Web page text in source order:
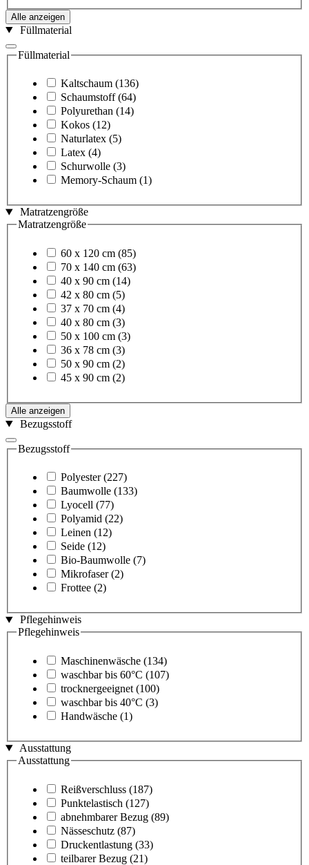
Alle anzeigen
Füllmaterial
Füllmaterial
Kaltschaum (136)
Schaumstoff (64)
Polyurethan (14)
Kokos (12)
Naturlatex (5)
Latex (4)
Schurwolle (3)
Memory-Schaum (1)
Matratzengröße
Matratzengröße
60 x 120 cm (85)
70 x 140 cm (63)
40 x 90 cm (14)
42 x 80 cm (5)
37 x 70 cm (4)
40 x 80 cm (3)
50 x 100 cm (3)
36 x 78 cm (3)
50 x 90 cm (2)
45 x 90 cm (2)
Alle anzeigen
Bezugsstoff
Bezugsstoff
Polyester (227)
Baumwolle (133)
Lyocell (77)
Polyamid (22)
Leinen (12)
Seide (12)
Bio-Baumwolle (7)
Mikrofaser (2)
Frottee (2)
Pflegehinweis
Pflegehinweis
Maschinenwäsche (134)
waschbar bis 60°C (107)
trocknergeeignet (100)
waschbar bis 40°C (3)
Handwäsche (1)
Ausstattung
Ausstattung
Reißverschluss (187)
Punktelastisch (127)
abnehmbarer Bezug (89)
Nässeschutz (87)
Druckentlastung (33)
teilbarer Bezug (21)